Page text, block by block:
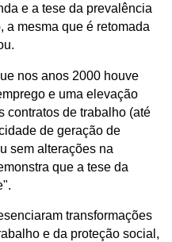
e a tese da prevalência
mesma que é retomada
nos anos 2000 houve
e uma elevação
contratos de trabalho (até
de geração de
sem alterações na
que a tese da
transformações
e da proteção social,